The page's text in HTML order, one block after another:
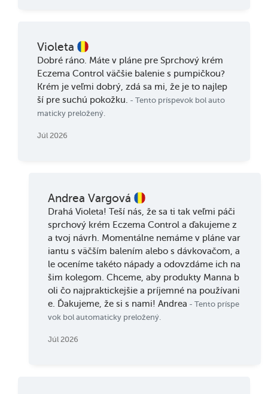
Violeta
Dobré ráno. Máte v pláne pre Sprchový krém
Eczema Control väčšie balenie s pumpičkou?
Krém je veľmi dobrý, zdá sa mi, že je to najlep
ší pre suchú pokožku. - Tento príspevok bol auto
maticky preložený.
Júl 2026
Andrea Vargová
Drahá Violeta! Teší nás, že sa ti tak veľmi páči
sprchový krém Eczema Control a ďakujeme z
a tvoj návrh. Momentálne nemáme v pláne var
iantu s väčším balením alebo s dávkovačom, a
le oceníme takéto nápady a odovzdáme ich na
šim kolegom. Chceme, aby produkty Manna b
oli čo najpraktickejšie a príjemné na používani
e. Ďakujeme, že si s nami! Andrea - Tento príspe
vok bol automaticky preložený.
Júl 2026